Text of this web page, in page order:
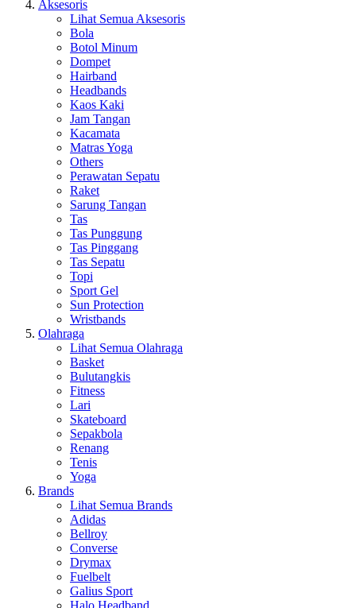
Aksesoris
Lihat Semua Aksesoris
Bola
Botol Minum
Dompet
Hairband
Headbands
Kaos Kaki
Jam Tangan
Kacamata
Matras Yoga
Others
Perawatan Sepatu
Raket
Sarung Tangan
Tas
Tas Punggung
Tas Pinggang
Tas Sepatu
Topi
Sport Gel
Sun Protection
Wristbands
Olahraga
Lihat Semua Olahraga
Basket
Bulutangkis
Fitness
Lari
Skateboard
Sepakbola
Renang
Tenis
Yoga
Brands
Lihat Semua Brands
Adidas
Bellroy
Converse
Drymax
Fuelbelt
Galius Sport
Halo Headband